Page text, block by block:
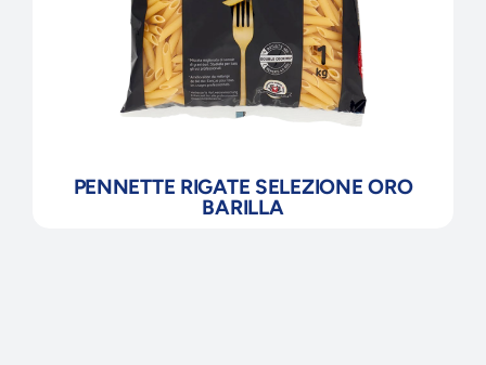
PENNETTE RIGATE SELEZIONE ORO
BARILLA